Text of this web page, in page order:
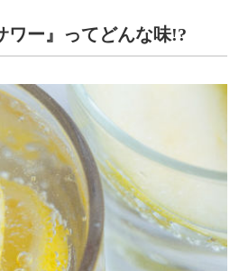
ワー』ってどんな味!?